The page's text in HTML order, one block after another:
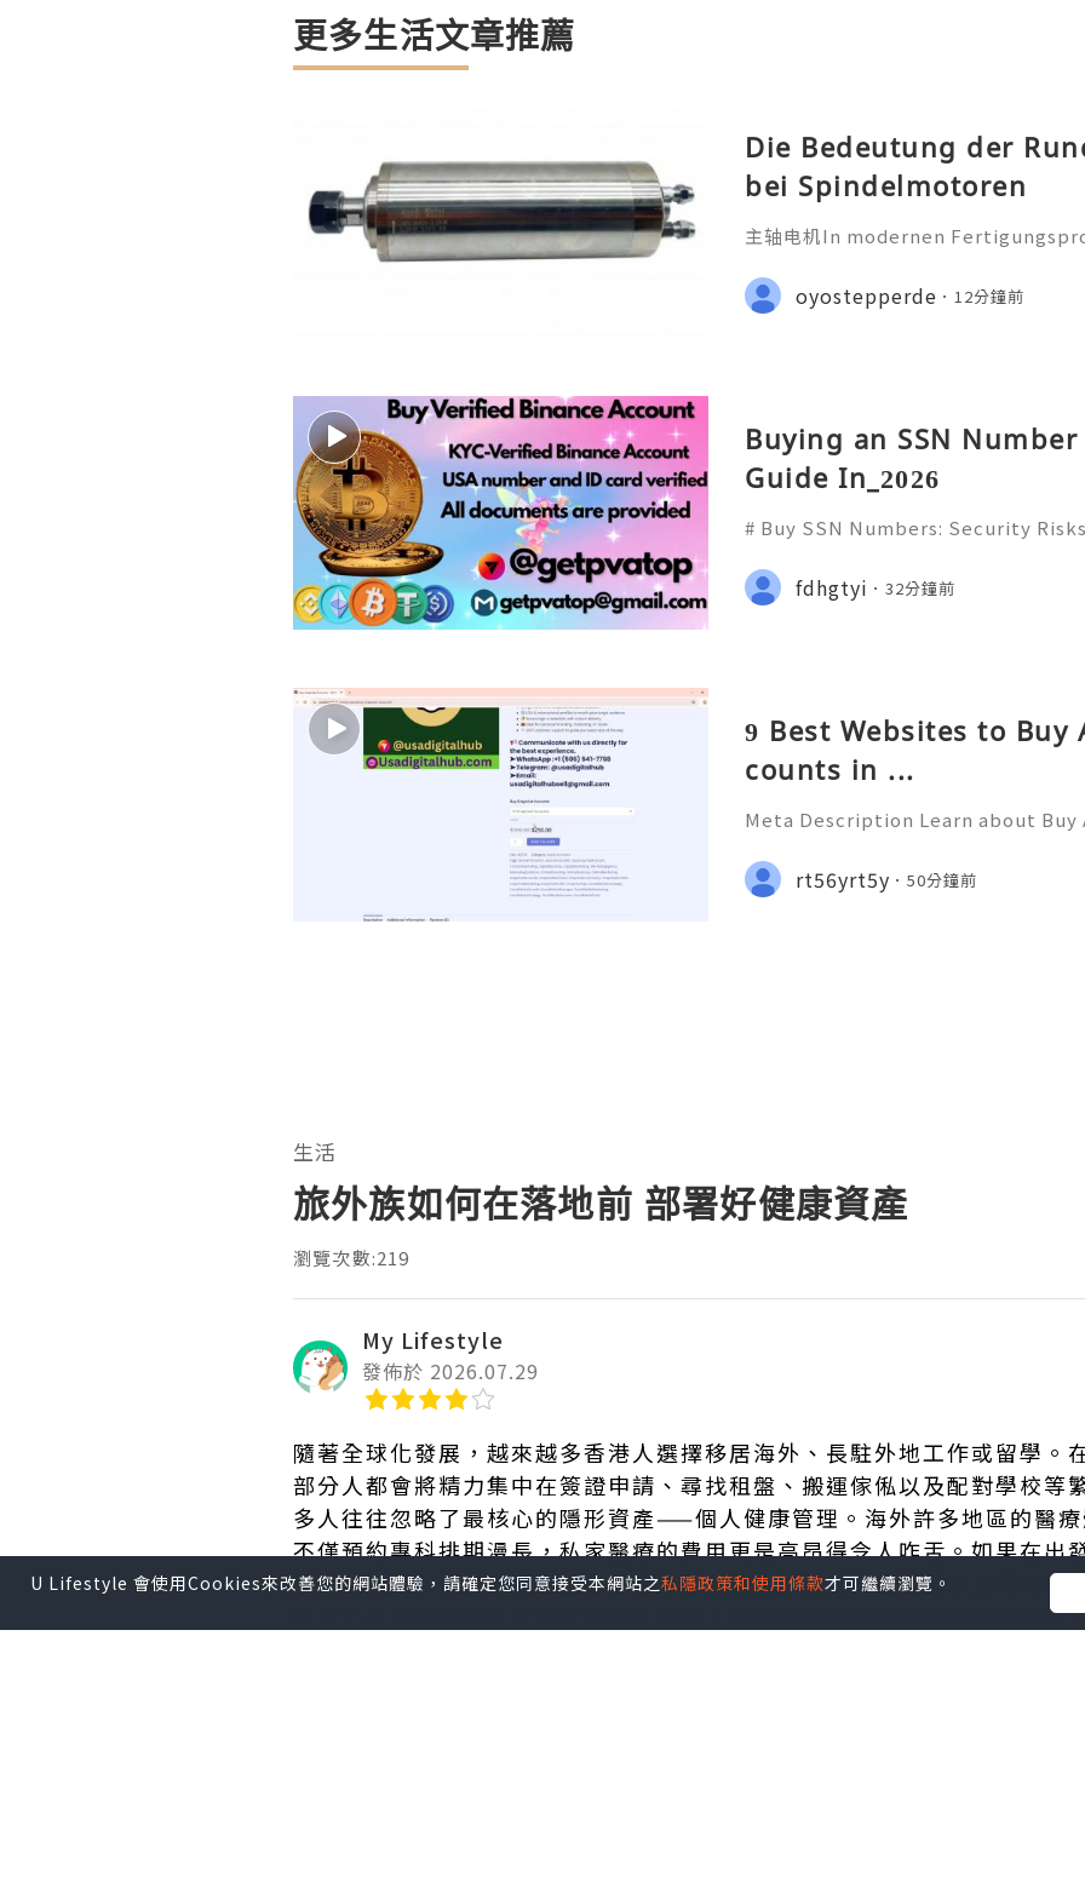
更多生活文章推薦
Die Bedeutung der
bei Spindelmotoren
主轴电机In modernen
Endprodukts, sondern die
ei Spindelmotoren spielt d
oyostepperde 12分鐘前
Buying an SSN
Guide In_2026
# Buy SSN Numbers: Security
y numbers are highly sensitive
ited States. They ca
fdhgtyi 32分鐘前
9 Best Websites to Buy
counts in ...
Meta Description Learn about
ership, recovery, account
anagement practices in 20
rt56yrt5y 50分鐘前
生活
旅外族如何在落地前 部署好健康資產
瀏覽次數:219
My Lifestyle
發佈於 2026.07.29
隨著全球化發展，越來越多香港人選擇移居海外、長駐外地工作或留學。
部分人都會將精力集中在簽證申請、尋找租盤、搬運傢俬以及配對學校等
多人往往忽略了最核心的隱形資產——個人健康管理。海外許多地區的醫
不僅預約專科排期漫長，私家醫療的費用更是高昂得令人咋舌。如果在出
後一旦遇上突發疾病，往往會令初來乍到的旅外族在身體與經濟上同時承
的地的醫療運作模式並做好預防性檢查，是移居海外前不可或缺的防護準
U Lifestyle 會使用Cookies來改善您的網站體驗，請確定您同意接受本網站之私隱政策和使用條款才可繼續瀏覽。